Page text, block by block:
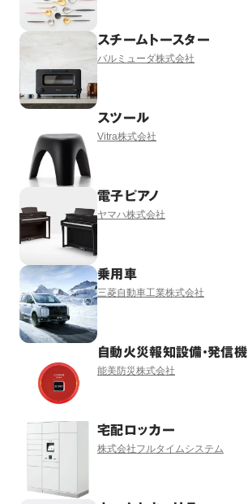
スチームトースター
バルミューダ株式会社
スツール
Vitra株式会社
電子ピアノ
ヤマハ株式会社
乗用車
三菱自動車工業株式会社
自動火災報知設備・発信機
能美防災株式会社
宅配ロッカー
株式会社フルタイムシステム